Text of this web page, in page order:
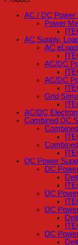
AC / DC Power
Power
AC Supply,
AC
AC/DC
AC/DC
Grid
AC/DC
Combined DC
DC Power
DC
DC
DC
DC